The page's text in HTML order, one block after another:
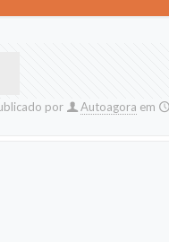
por Autoagora em